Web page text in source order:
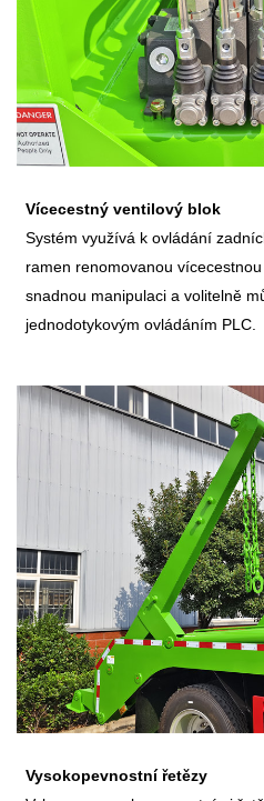
Vícecestný ventilový blok
Systém využívá k ovládání
ramen renomovanou
snadnou manipulaci a volitelně
jednodotykovým ovládáním PLC.
Vysokopevnostní řetězy